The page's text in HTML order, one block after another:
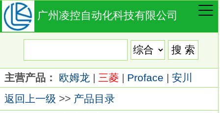
广州凌控自动化科技有限公司
主营产品： 欧姆龙 | 三菱 | Proface | 安川
返回上一级 >> 产品目录